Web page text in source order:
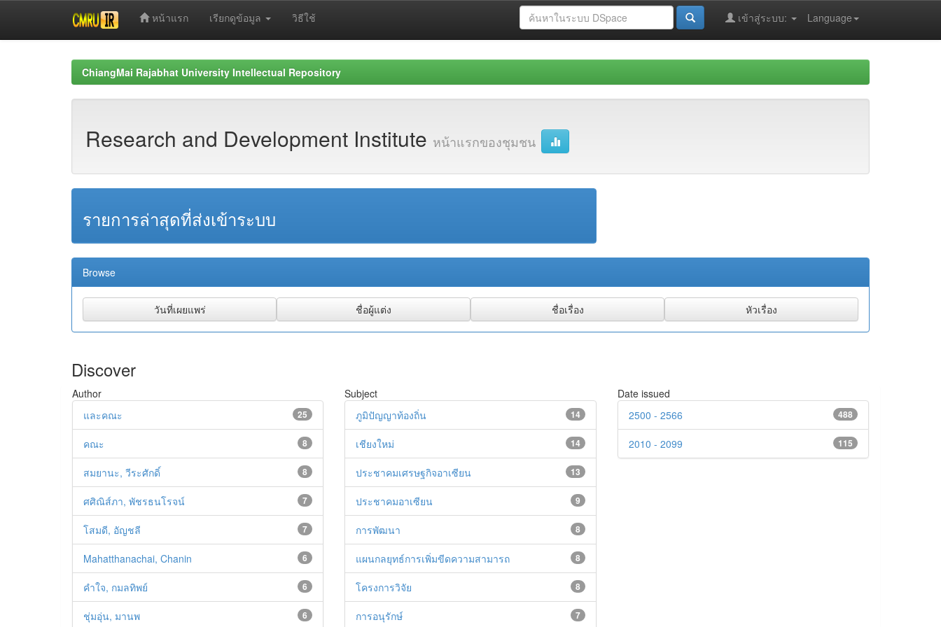
หน้าแรก เรียกดูข้อมูล วิธีใช้ Language
เข้าสู่ระบบ:
ChiangMai Rajabhat University Intellectual Repository
Research and Development Institute หน้าแรกของชุมชน
รายการล่าสุดที่ส่งเข้าระบบ
Browse
Discover
Author
25
และคณะ
8
คณะ
8
สมยานะ, วีระศักดิ์
7
ศศิณิส์ภา, พัชรธนโรจน์
7
โสมดี, อัญชลี
6
Mahatthanachai, Chanin
6
คำใจ, กมลทิพย์
6
ชุ่มอุ่น, มานพ
Subject
14
ภูมิปัญญาท้องถิ่น
14
เชียงใหม่
13
ประชาคมเศรษฐกิจอาเซียน
9
ประชาคมอาเซียน
8
การพัฒนา
8
แผนกลยุทธ์การเพิ่มขีดความสามารถ
8
โครงการวิจัย
7
การอนุรักษ์
Date issued
488
2500 - 2566
115
2010 - 2099